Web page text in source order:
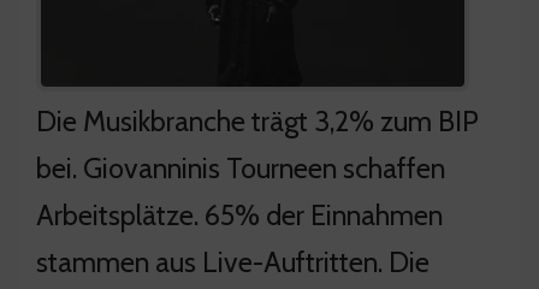
Die Musikbranche trägt 3,2% zum BIP
bei. Giovanninis Tourneen schaffen
Arbeitsplätze. 65% der Einnahmen
stammen aus Live-Auftritten. Die